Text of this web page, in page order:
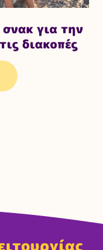
για την
διακοπές